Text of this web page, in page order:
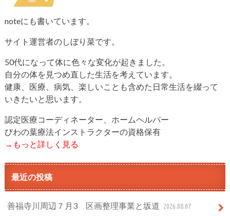
noteにも書いています。
サイト運営者のしぼり菜です。
50代になって体に色々な変化が起きました。
自分の体を見つめ直した生活を考えています。
健康、医療、病気、楽しいことも含めた日常生活を綴って
いきたいと思います。
認定医療コーディネーター、ホームヘルパー
びわの葉療法インストラクターの資格保有
→もっと詳しく見る
最近の投稿
善福寺川周辺７月3 区画整理事業と坂道 2026.08.07